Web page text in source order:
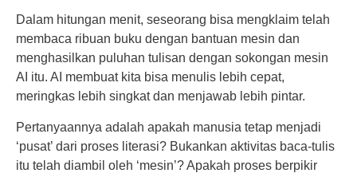
Dalam hitungan menit, seseorang bisa mengklaim telah
membaca ribuan buku dengan bantuan mesin dan
menghasilkan puluhan tulisan dengan sokongan mesin
AI itu. AI membuat kita bisa menulis lebih cepat,
meringkas lebih singkat dan menjawab lebih pintar.
Pertanyaannya adalah apakah manusia tetap menjadi
‘pusat’ dari proses literasi? Bukankan aktivitas baca-tulis
itu telah diambil oleh ‘mesin’? Apakah proses berpikir